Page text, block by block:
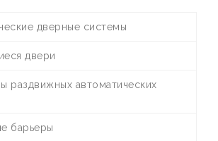
дверные системы
двери
раздвижных автоматических
барьеры